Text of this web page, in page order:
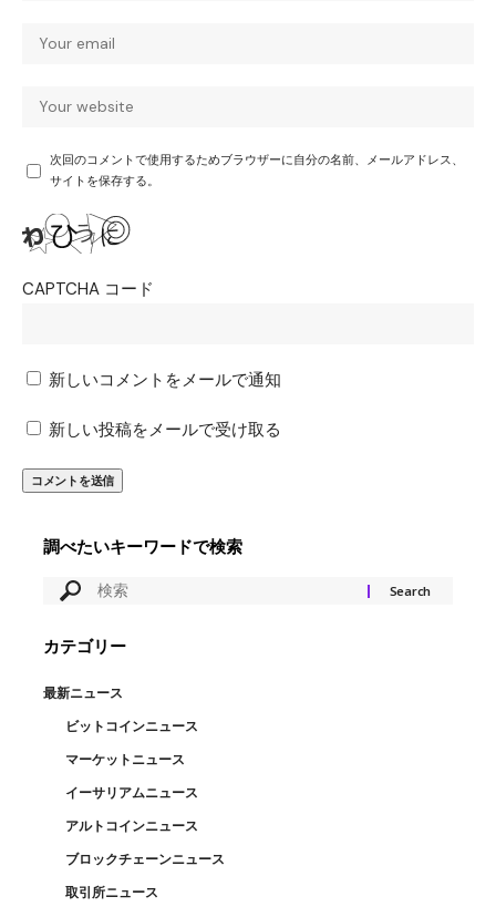
次回のコメントで使用するためブラウザーに自分の名前、メールアドレス、
サイトを保存する。
CAPTCHA コード
新しいコメントをメールで通知
新しい投稿をメールで受け取る
調べたいキーワードで検索
カテゴリー
最新ニュース
ビットコインニュース
マーケットニュース
イーサリアムニュース
アルトコインニュース
ブロックチェーンニュース
取引所ニュース